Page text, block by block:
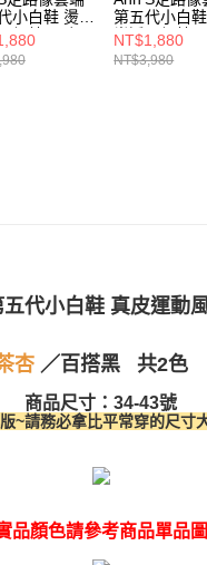
結果請求用戶
５．嚴禁一人
形，恩沛科技
國家/地區配
國家/地區配
小白鞋 燙鑽
網紗 平底瑪
1.5cm-銀
第五代小白鞋
半透明網紗
莉珍鞋1.5cm-
NT$1,880
NT$3,980
代小白鞋 真皮運動
杏／ 百搭黑 共2色
商品尺寸：34-43號
~請務必拿比平常穿的尺寸
品顏色請參考商品單品